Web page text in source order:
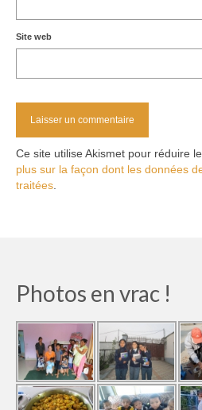
Site web
Ce site utilise Akismet pour réduire
plus sur la façon dont les données
traitées
Photos en vrac !